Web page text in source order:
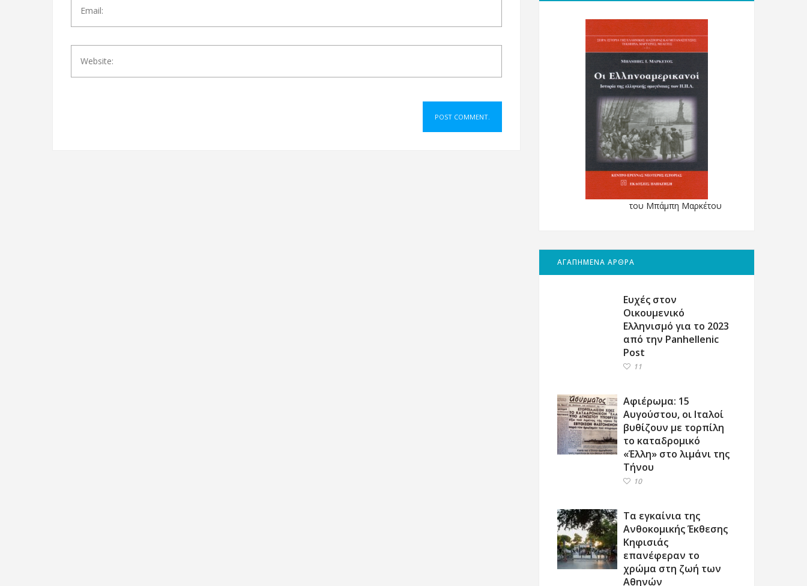
του Μπάμπη Μαρκέτου
ΑΓΑΠΗΜΕΝΑ ΑΡΘΡΑ
Ευχές στον
Οικουμενικό
Ελληνισμό για το 2023
από την Panhellenic
Post
11
Αφιέρωμα: 15
Αυγούστου, οι Ιταλοί
βυθίζουν με τορπίλη
το καταδρομικό
«Έλλη» στο λιμάνι της
Τήνου
10
Τα εγκαίνια της
Ανθοκομικής Έκθεσης
Κηφισιάς
επανέφεραν το
χρώμα στη ζωή των
Αθηνών